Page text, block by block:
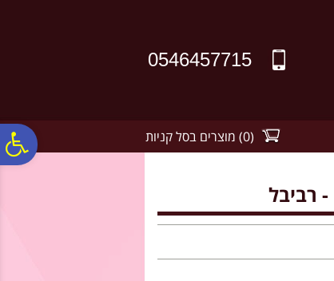
0546457715
(
0
) מוצרים בסל קניות